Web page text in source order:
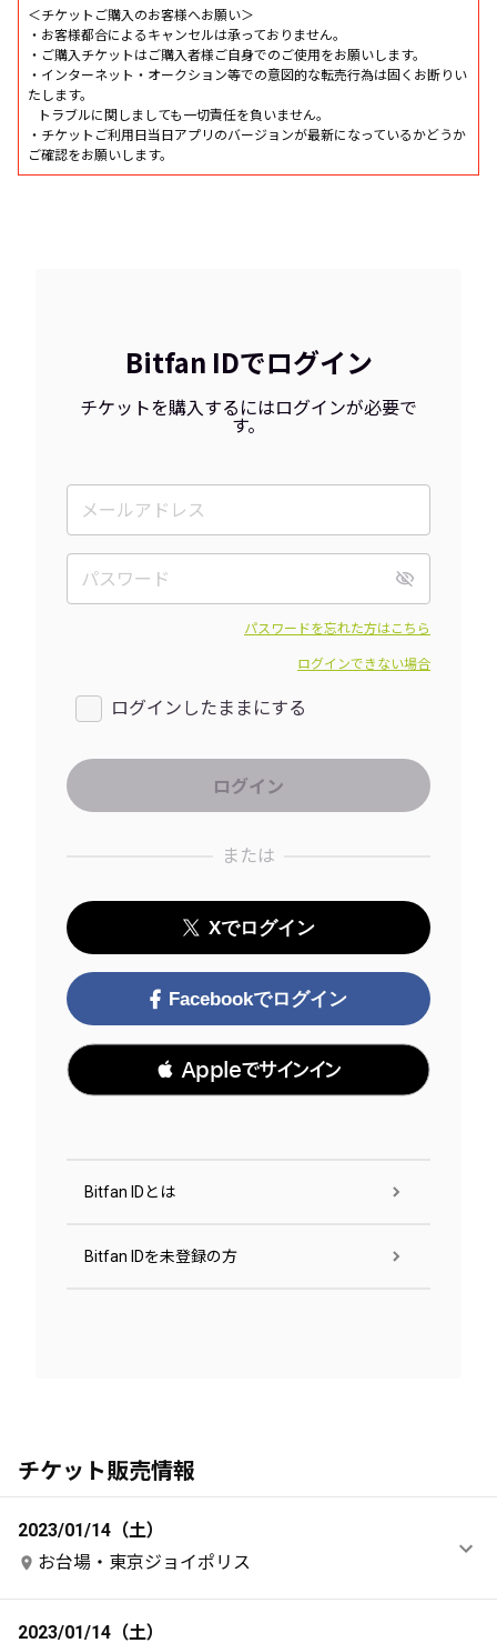
＜チケットご購入のお客様へお願い＞
・お客様都合によるキャンセルは承っておりません。
・ご購入チケットはご購入者様ご自身でのご使用をお願いします。
・インターネット・オークション等での意図的な転売行為は固くお断りい
たします。
トラブルに関しましても一切責任を負いません。
・チケットご利用日当日アプリのバージョンが最新になっているかどうか
ご確認をお願いします。
Bitfan IDでログイン
チケットを購入するにはログインが必要で
す。
パスワードを忘れた方はこちら
ログインできない場合
ログインしたままにする
または
Xでログイン
Facebookでログイン
 Appleでサインイン
Bitfan IDとは
Bitfan IDを未登録の方
チケット販売情報
2023/01/14（土）
お台場・東京ジョイポリス
2023/01/14（土）